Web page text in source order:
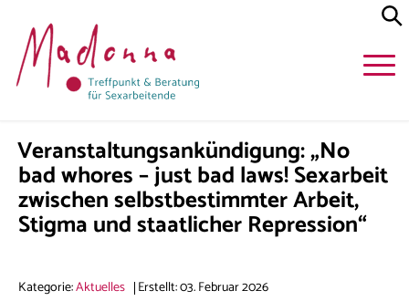
Veranstaltungsankündigung: „No
bad whores – just bad laws! Sexarbeit
zwischen selbstbestimmter Arbeit,
Stigma und staatlicher Repression“
Kategorie:Aktuelles Erstellt: 03. Februar 2026